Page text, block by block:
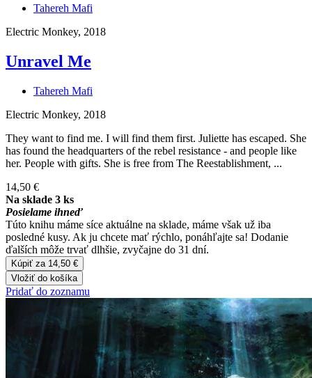
Tahereh Mafi
Electric Monkey, 2018
Unravel Me
Tahereh Mafi
Electric Monkey, 2018
They want to find me. I will find them first. Juliette has escaped. She
has found the headquarters of the rebel resistance - and people like
her. People with gifts. She is free from The Reestablishment, ...
14,50 €
Na sklade 3 ks
Posielame ihneď
Túto knihu máme síce aktuálne na sklade, máme však už iba
posledné kusy. Ak ju chcete mať rýchlo, ponáhľajte sa! Dodanie
ďalších môže trvať dlhšie, zvyčajne do 31 dní.
Kúpiť za 14,50 €
Vložiť do košíka
Pridať do zoznamu